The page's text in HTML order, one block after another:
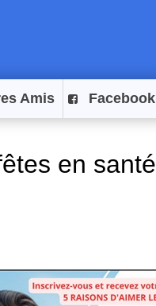
Amis Facebook
en santé